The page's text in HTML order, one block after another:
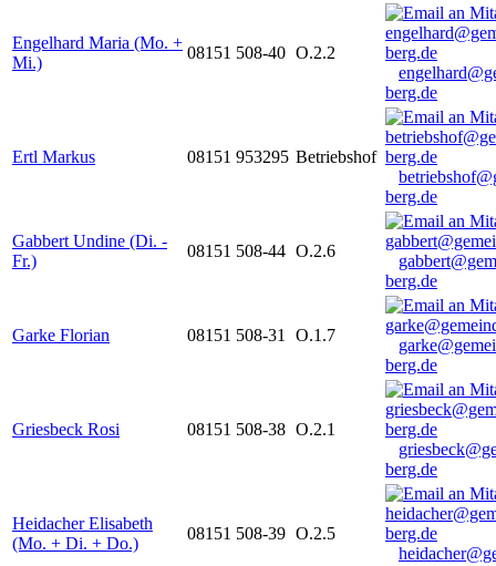
Engelhard Maria (Mo. +
Mi.)
08151 508-40 O.2.2
berg.de
Ertl Markus 08151 953295 Betriebshof
berg.de
Gabbert Undine (Di. -
Fr.)
08151 508-44 O.2.6
berg.de
Garke Florian 08151 508-31 O.1.7
berg.de
Griesbeck Rosi 08151 508-38 O.2.1
berg.de
Heidacher Elisabeth
(Mo. + Di. + Do.)
08151 508-39 O.2.5